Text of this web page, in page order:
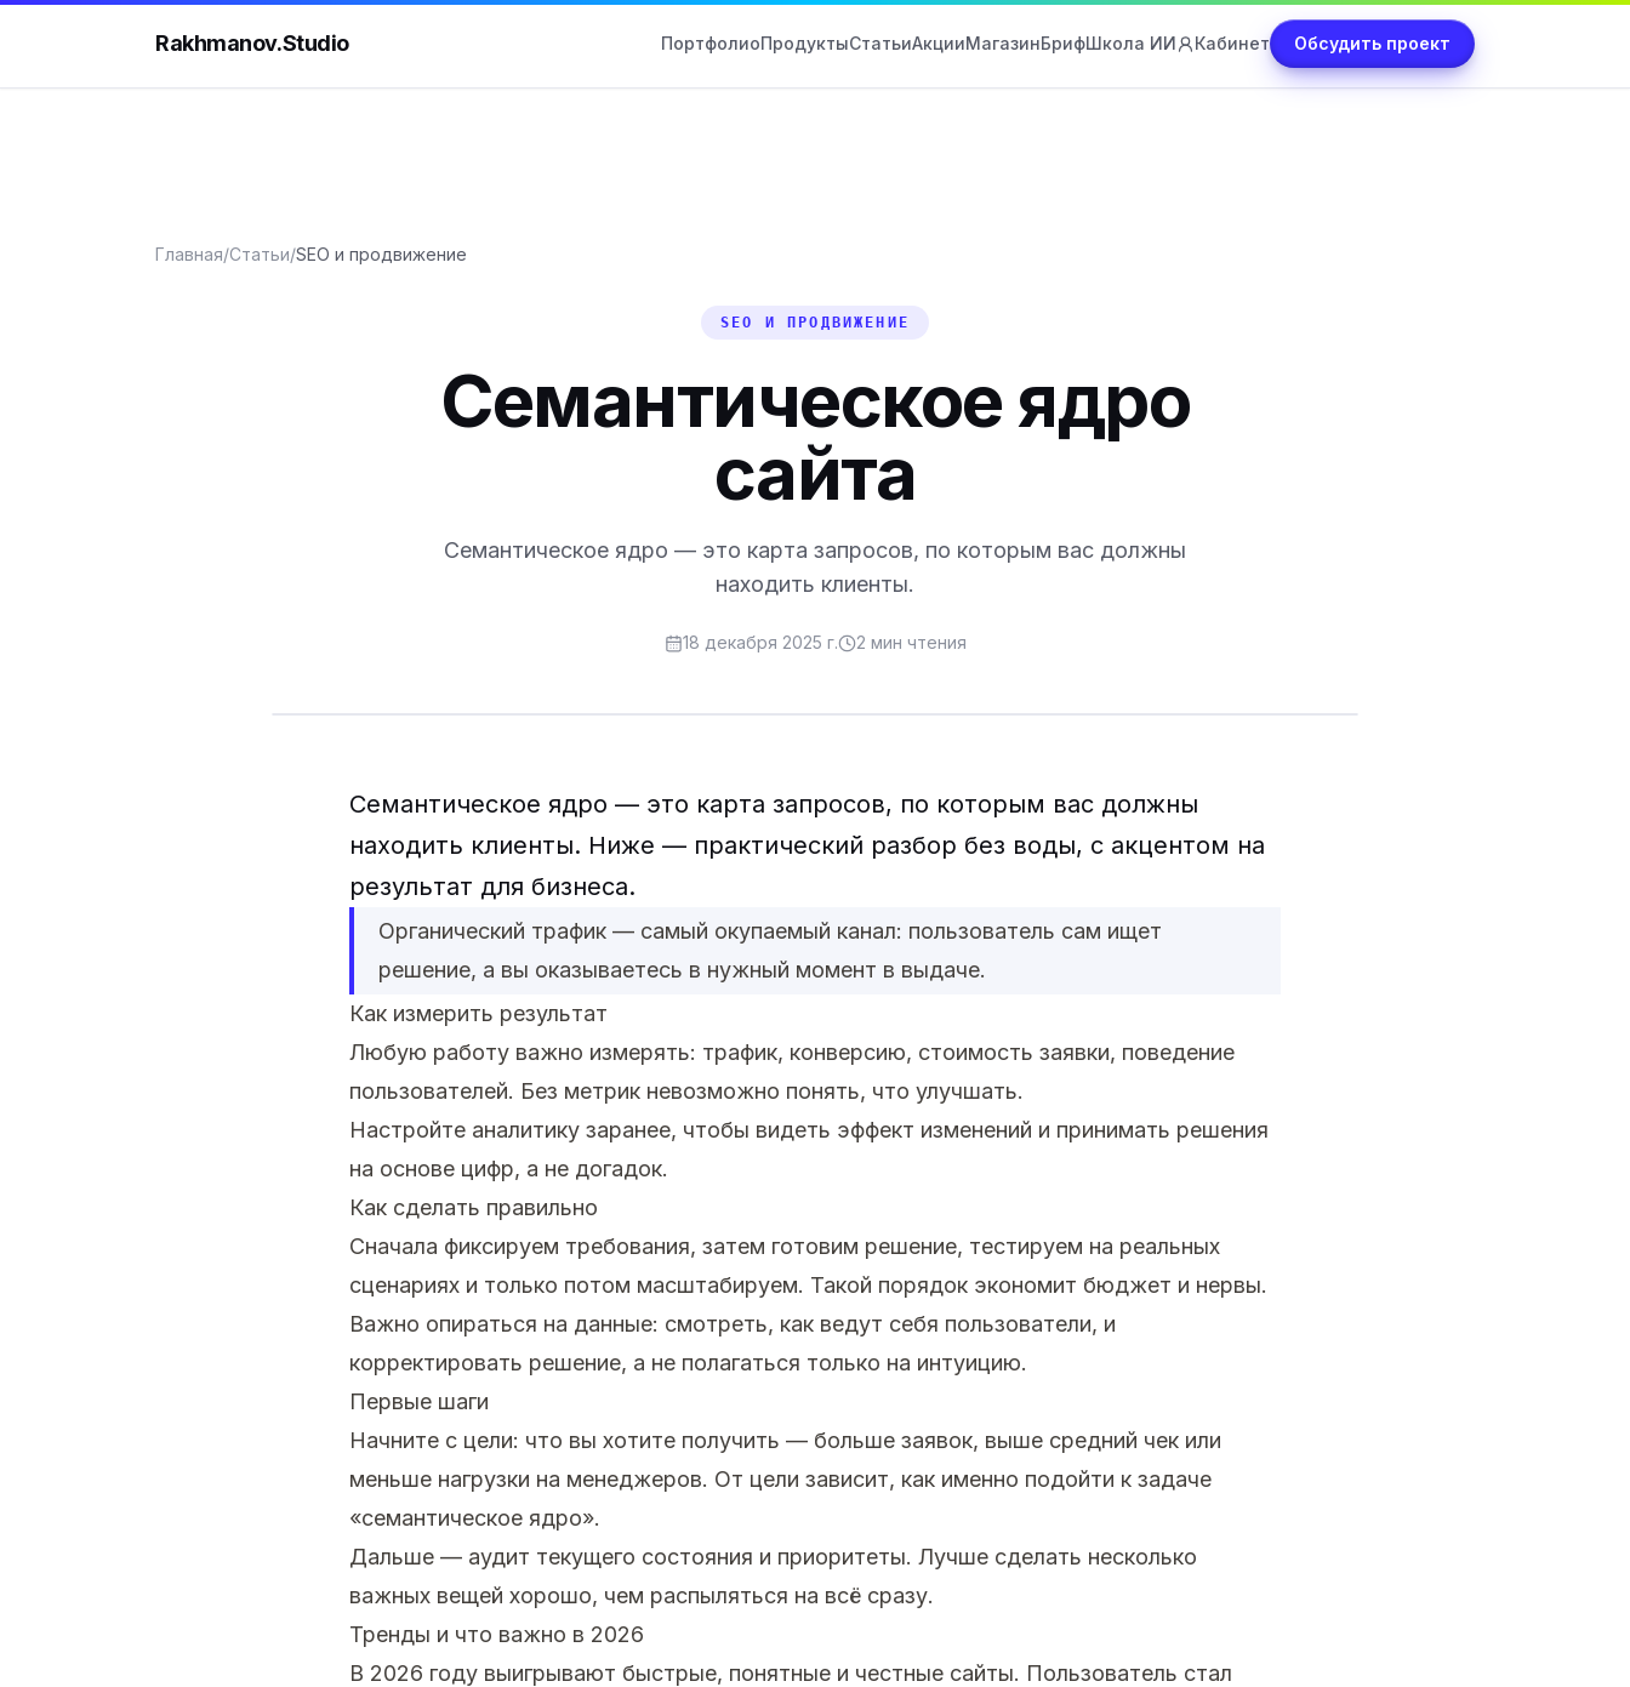
Rakhmanov.Studio ПортфолиоПродуктыСтатьиАкцииМагазинБрифШкола ИИ Кабинет Обсудить проект
Главная/Статьи/SEO и продвижение
SEO И ПРОДВИЖЕНИЕ
Семантическое ядро
сайта
Семантическое ядро — это карта запросов, по которым вас должны
находить клиенты.
18 декабря 2025 г. 2 мин чтения
Семантическое ядро — это карта запросов, по которым вас должны
находить клиенты. Ниже — практический разбор без воды, с акцентом на
результат для бизнеса.
Органический трафик — самый окупаемый канал: пользователь сам ищет
решение, а вы оказываетесь в нужный момент в выдаче.
Как измерить результат
Любую работу важно измерять: трафик, конверсию, стоимость заявки, поведение
пользователей. Без метрик невозможно понять, что улучшать.
Настройте аналитику заранее, чтобы видеть эффект изменений и принимать решения
на основе цифр, а не догадок.
Как сделать правильно
Сначала фиксируем требования, затем готовим решение, тестируем на реальных
сценариях и только потом масштабируем. Такой порядок экономит бюджет и нервы.
Важно опираться на данные: смотреть, как ведут себя пользователи, и
корректировать решение, а не полагаться только на интуицию.
Первые шаги
Начните с цели: что вы хотите получить — больше заявок, выше средний чек или
меньше нагрузки на менеджеров. От цели зависит, как именно подойти к задаче
«семантическое ядро».
Дальше — аудит текущего состояния и приоритеты. Лучше сделать несколько
важных вещей хорошо, чем распыляться на всё сразу.
Тренды и что важно в 2026
В 2026 году выигрывают быстрые, понятные и честные сайты. Пользователь стал